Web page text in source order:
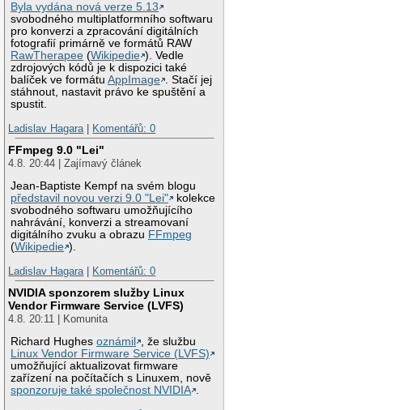
Byla vydána nová verze 5.13
svobodného multiplatformního softwaru
pro konverzi a zpracování digitálních
fotografií primárně ve formátů RAW
RawTherapee (Wikipedie ). Vedle
zdrojových kódů je k dispozici také
balíček ve formátuAppImage . Stačí jej
stáhnout, nastavit právo ke spuštění a
spustit.
Ladislav Hagara| Komentářů: 0
FFmpeg 9.0 "Lei"
4.8. 20:44 | Zajímavý článek
Jean-Baptiste Kempf na svém blogu
představil novou verzi 9.0 "Lei"
kolekce
svobodného softwaru umožňujícího
nahrávání, konverzi a streamovaní
digitálního zvuku a obrazu FFmpeg
(Wikipedie ).
Ladislav Hagara| Komentářů: 0
NVIDIA sponzorem služby Linux
Vendor Firmware Service (LVFS)
4.8. 20:11 | Komunita
Richard Hughesoznámil
, že službu
Linux Vendor Firmware Service (LVFS)
umožňující aktualizovat firmware
zařízení na počítačích s Linuxem, nově
sponzoruje také společnost NVIDIA .